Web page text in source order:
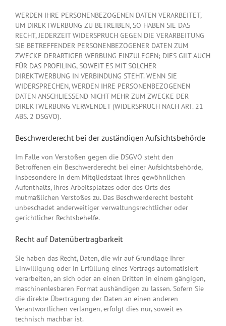
WERDEN IHRE PERSONENBEZOGENEN DATEN VERARBEITET,
UM DIREKTWERBUNG ZU BETREIBEN, SO HABEN SIE DAS
RECHT, JEDERZEIT WIDERSPRUCH GEGEN DIE VERARBEITUNG
SIE BETREFFENDER PERSONENBEZOGENER DATEN ZUM
ZWECKE DERARTIGER WERBUNG EINZULEGEN; DIES GILT AUCH
FÜR DAS PROFILING, SOWEIT ES MIT SOLCHER
DIREKTWERBUNG IN VERBINDUNG STEHT. WENN SIE
WIDERSPRECHEN, WERDEN IHRE PERSONENBEZOGENEN
DATEN ANSCHLIESSEND NICHT MEHR ZUM ZWECKE DER
DIREKTWERBUNG VERWENDET (WIDERSPRUCH NACH ART. 21
ABS. 2 DSGVO).
Beschwerde­recht bei der zuständigen Aufsichts­behörde
Im Falle von Verstößen gegen die DSGVO steht den
Betroffenen ein Beschwerderecht bei einer Aufsichtsbehörde,
insbesondere in dem Mitgliedstaat ihres gewöhnlichen
Aufenthalts, ihres Arbeitsplatzes oder des Orts des
mutmaßlichen Verstoßes zu. Das Beschwerderecht besteht
unbeschadet anderweitiger verwaltungsrechtlicher oder
gerichtlicher Rechtsbehelfe.
Recht auf Daten­übertrag­barkeit
Sie haben das Recht, Daten, die wir auf Grundlage Ihrer
Einwilligung oder in Erfüllung eines Vertrags automatisiert
verarbeiten, an sich oder an einen Dritten in einem gängigen,
maschinenlesbaren Format aushändigen zu lassen. Sofern Sie
die direkte Übertragung der Daten an einen anderen
Verantwortlichen verlangen, erfolgt dies nur, soweit es
technisch machbar ist.